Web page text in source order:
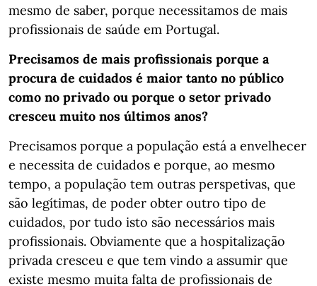
mesmo de saber, porque necessitamos de mais
profissionais de saúde em Portugal.
Precisamos de mais profissionais porque a
procura de cuidados é maior tanto no público
como no privado ou porque o setor privado
cresceu muito nos últimos anos?
Precisamos porque a população está a envelhecer
e necessita de cuidados e porque, ao mesmo
tempo, a população tem outras perspetivas, que
são legítimas, de poder obter outro tipo de
cuidados, por tudo isto são necessários mais
profissionais. Obviamente que a hospitalização
privada cresceu e que tem vindo a assumir que
existe mesmo muita falta de profissionais de